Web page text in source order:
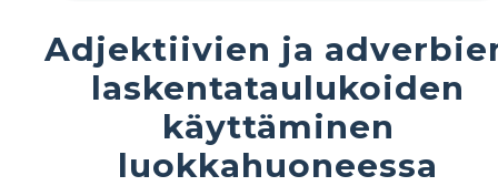
Adjektiivien ja
laskentataulukoiden
käyttäminen
luokkahuoneessa